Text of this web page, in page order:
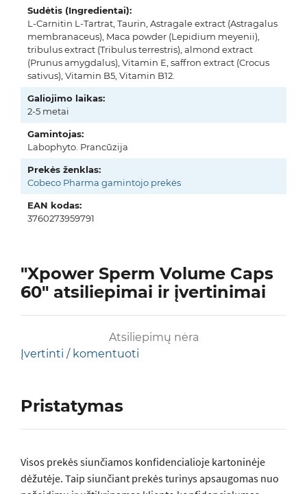
Sudėtis (Ingredientai):
L-Carnitin L-Tartrat, Taurin, Astragale extract (Astragalus
membranaceus), Maca powder (Lepidium meyenii),
tribulus extract (Tribulus terrestris), almond extract
(Prunus amygdalus), Vitamin E, saffron extract (Crocus
sativus), Vitamin B5, Vitamin B12.
Galiojimo laikas:
2-5 metai
Gamintojas:
Labophyto. Prancūzija
Prekės ženklas:
Cobeco Pharma gamintojo prekės
EAN kodas:
3760273959791
"Xpower Sperm Volume Caps
60" atsiliepimai ir įvertinimai
Atsiliepimų nėra
Įvertinti / komentuoti
Pristatymas
Visos prеkės siunčiamos konfidencialioje kartoninėje
dėžutėje. Taip siunčiant prekės turinys apsaugomas nuo